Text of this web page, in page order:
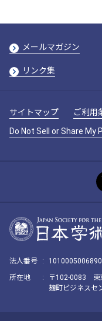
メールマガジン
リンク集
サイトマップ ご利用
Do Not Sell or Share
法人番号 :
1010005006890
所在地
:
〒102-0083 東
麹町ビジネスセ